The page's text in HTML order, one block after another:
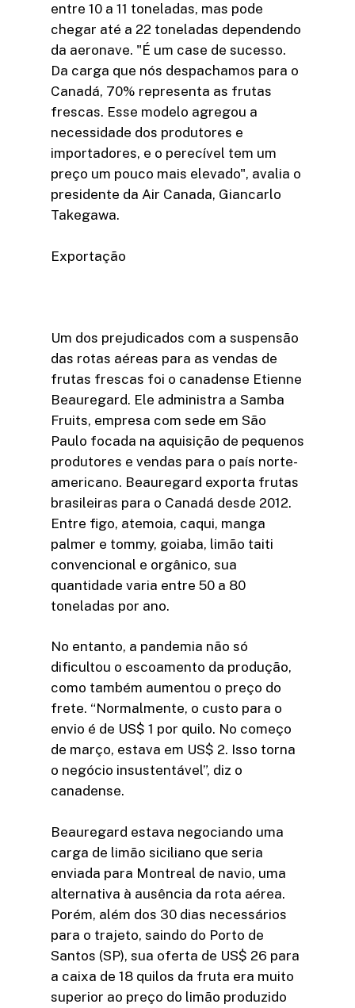
entre 10 a 11 toneladas, mas pode
chegar até a 22 toneladas dependendo
da aeronave. "É um case de sucesso.
Da carga que nós despachamos para o
Canadá, 70% representa as frutas
frescas. Esse modelo agregou a
necessidade dos produtores e
importadores, e o perecível tem um
preço um pouco mais elevado", avalia o
presidente da Air Canada, Giancarlo
Takegawa.
Exportação
Um dos prejudicados com a suspensão
das rotas aéreas para as vendas de
frutas frescas foi o canadense Etienne
Beauregard. Ele administra a Samba
Fruits, empresa com sede em São
Paulo focada na aquisição de pequenos
produtores e vendas para o país norte-
americano. Beauregard exporta frutas
brasileiras para o Canadá desde 2012.
Entre figo, atemoia, caqui, manga
palmer e tommy, goiaba, limão taiti
convencional e orgânico, sua
quantidade varia entre 50 a 80
toneladas por ano.
No entanto, a pandemia não só
dificultou o escoamento da produção,
como também aumentou o preço do
frete. “Normalmente, o custo para o
envio é de US$ 1 por quilo. No começo
de março, estava em US$ 2. Isso torna
o negócio insustentável”, diz o
canadense.
Beauregard estava negociando uma
carga de limão siciliano que seria
enviada para Montreal de navio, uma
alternativa à ausência da rota aérea.
Porém, além dos 30 dias necessários
para o trajeto, saindo do Porto de
Santos (SP), sua oferta de US$ 26 para
a caixa de 18 quilos da fruta era muito
superior ao preço do limão produzido